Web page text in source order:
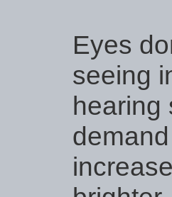
Eyes
seeing
hearing